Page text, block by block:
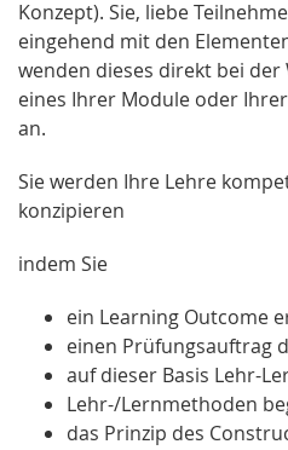
Konzept). Sie, liebe
eingehend mit den
wenden dieses direkt bei
eines Ihrer Module oder
an.
Sie werden Ihre Lehre
konzipieren
indem Sie
ein Learning Outcome
einen Prüfungsauftrag
auf dieser Basis Lehr-
Lehr-/Lernmethoden
das Prinzip des